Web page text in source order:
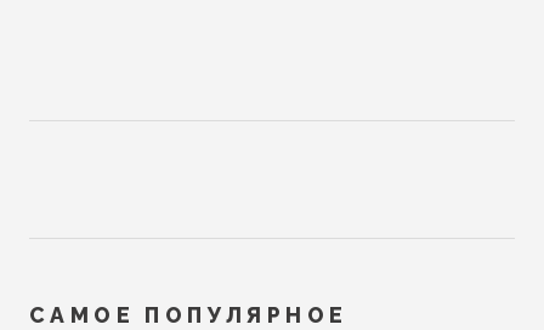
САМОЕ ПОПУЛЯРНОЕ